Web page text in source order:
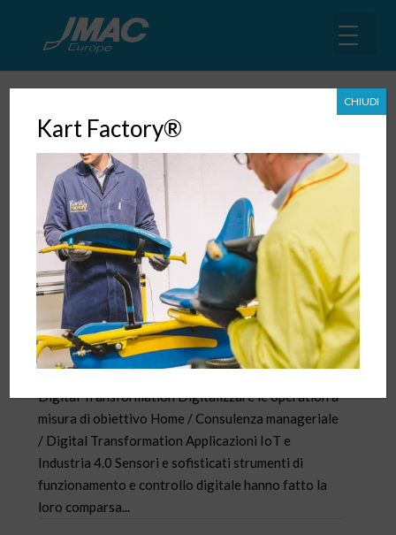
Digital Transformation
21 Giu, 2018
Digital Transformation Digitalizzare le operation a
misura di obiettivo Home / Consulenza manageriale
/ Digital Transformation Applicazioni IoT e
Industria 4.0 Sensori e sofisticati strumenti di
funzionamento e controllo digitale hanno fatto la
loro comparsa...
Kart Factory®
CHIUDI